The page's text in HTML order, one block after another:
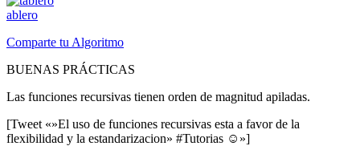
ablero
Comparte tu Algoritmo
BUENAS PRÁCTICAS
Las funciones recursivas tienen orden de magnitud apiladas.
[Tweet «»El uso de funciones recursivas esta a favor de la
flexibilidad y la estandarizacion» #Tutorias ☺»]